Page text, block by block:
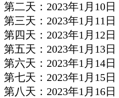
第二天：2023年1月10
第三天：2023年1月11
第四天：2023年1月12
第五天：2023年1月13
第六天：2023年1月14
第七天：2023年1月15
第八天：2023年1月16